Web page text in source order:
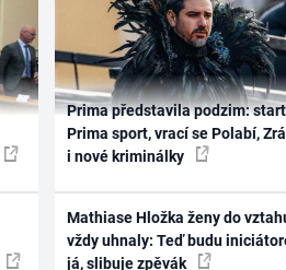
Prima představila podzim:
Prima sport, vrací se Polabí,
i nové kriminálky
Mathiase Hložka ženy do
vždy uhnaly: Teď budu
já, slibuje zpěvák